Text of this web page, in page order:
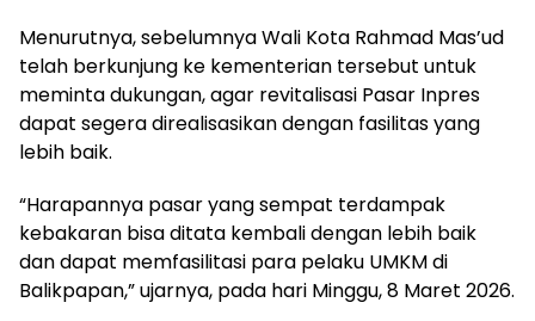
Menurutnya, sebelumnya Wali Kota Rahmad Mas’ud
telah berkunjung ke kementerian tersebut untuk
meminta dukungan, agar revitalisasi Pasar Inpres
dapat segera direalisasikan dengan fasilitas yang
lebih baik.
“Harapannya pasar yang sempat terdampak
kebakaran bisa ditata kembali dengan lebih baik
dan dapat memfasilitasi para pelaku UMKM di
Balikpapan,” ujarnya, pada hari Minggu, 8 Maret 2026.